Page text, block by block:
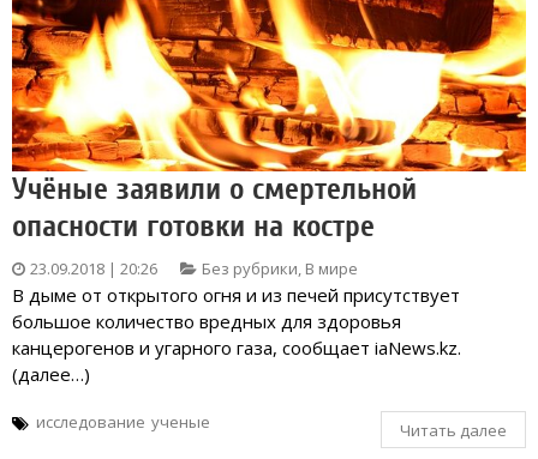
Учёные заявили о смертельной
опасности готовки на костре
23.09.2018 | 20:26 Без рубрики, В мире
В дыме от открытого огня и из печей присутствует
большое количество вредных для здоровья
канцерогенов и угарного газа, сообщает iaNews.kz.
(далее…)
исследование ученые Читать далее